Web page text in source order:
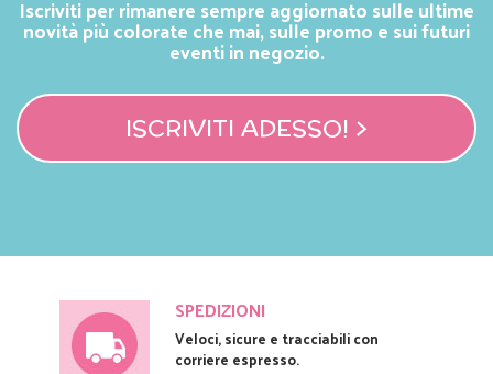
Iscriviti per rimanere sempre aggiornato sulle ultime
novità più colorate che mai, sulle promo e sui futuri
eventi in negozio.
ISCRIVITI ADESSO! >
SPEDIZIONI
Veloci, sicure e tracciabili con
corriere espresso.